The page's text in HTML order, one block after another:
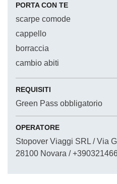
PORTA CON TE
scarpe comode
cappello
borraccia
cambio abiti
REQUISITI
Green Pass obbligatorio
OPERATORE
Stopover Viaggi SRL / Via
28100 Novara /